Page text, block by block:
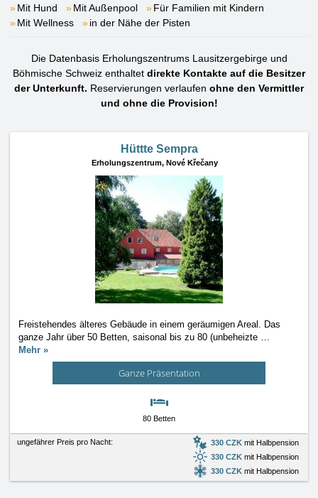
Mit Hund
Mit Außenpool
Für Familien mit Kindern
Mit Wellness
in der Nähe der Pisten
Die Datenbasis Erholungszentrums Lausitzergebirge und
Böhmische Schweiz enthaltet direkte Kontakte auf die Besitzer
der Unterkunft. Reservierungen verlaufen ohne den Vermittler
und ohne die Provision!
Hüttte Sempra
Erholungszentrum, Nové Křečany
Freistehendes älteres Gebäude in einem geräumigen Areal. Das
ganze Jahr über 50 Betten, saisonal bis zu 80 (unbeheizte …
Mehr »
Ganze Präsentation
80 Betten
ungefährer Preis pro Nacht: 330 CZK mit Halbpension
330 CZK mit Halbpension
330 CZK mit Halbpension